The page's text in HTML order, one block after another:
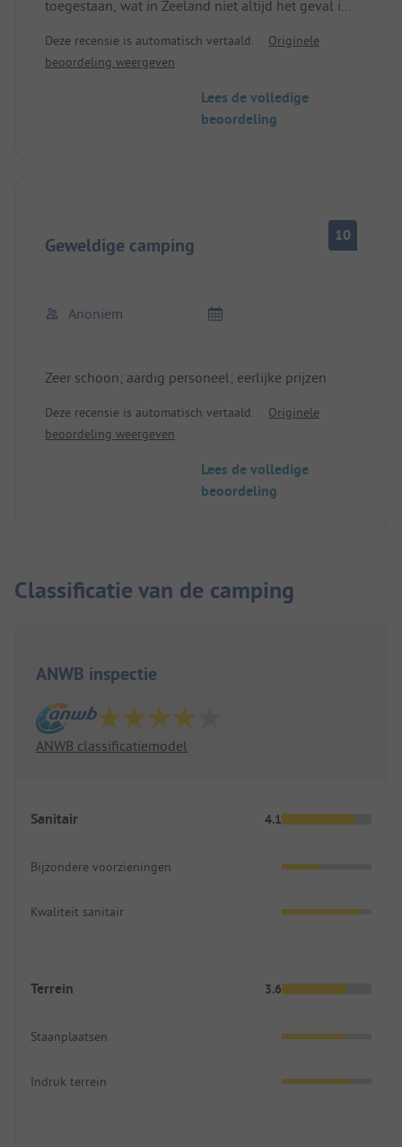
toegestaan, wat in Zeeland niet altijd het geval is.
water aanwezig bij de plaats. Direct tegenover de
dam, met uitzicht op de waterkering. Vrij duur met
Deze recensie is automatisch vertaald.
Originele
beoordeling weergeven
Lees de volledige
beoordeling
Geweldige camping 10
Anoniem
Zeer schoon; aardig personeel; eerlijke prijzen
Deze recensie is automatisch vertaald.
Originele
beoordeling weergeven
Lees de volledige
beoordeling
Classificatie van de camping
ANWB inspectie
ANWB classificatiemodel
Sanitair 4.1
Bijzondere voorzieningen
Kwaliteit sanitair
Terrein 3.6
Staanplaatsen
Indruk terrein